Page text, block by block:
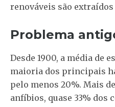
renováveis são
Problema
Desde 1900, a média de
maioria dos principais
pelo menos 20%. Mais
anfíbios, quase 33% dos